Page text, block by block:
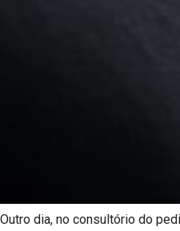
Outro dia, no consultório do